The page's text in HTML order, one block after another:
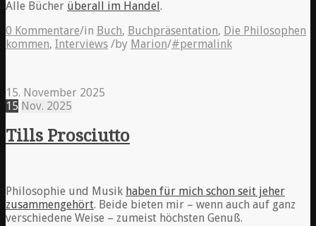
Alle Bücher überall im Handel.
0 Kommentare/in Buch, Buchpräsentation, Die Philosophen
kommen, Interviews /by Marion/#permalink
15. November 2025
15 Nov. 2025
Tills Prosciutto
Philosophie und Musik haben für mich schon seit jeher
zusammengehört. Beide bieten mir – wenn auch auf ganz
verschiedene Weise – zumeist höchsten Genuß.